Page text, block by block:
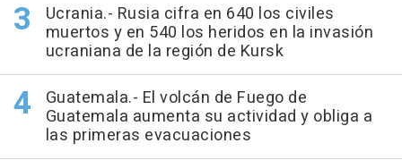
Ucrania.- Rusia cifra en 640 los civiles
muertos y en 540 los heridos en la invasión
ucraniana de la región de Kursk
Guatemala.- El volcán de Fuego de
Guatemala aumenta su actividad y obliga a
las primeras evacuaciones